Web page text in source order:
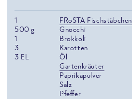
1
FRoSTA Fischstäbchen
500 g
Gnocchi
1
Brokkoli
3
Karotten
3 EL
Öl
Gartenkräuter
Paprikapulver
Salz
Pfeffer